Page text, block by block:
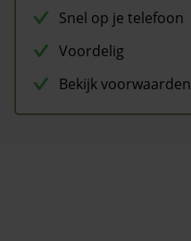
Snel op je telefoon
Voordelig
Bekijk voorwaarden